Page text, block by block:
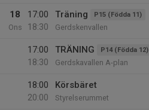
18
Ons
17:00
18:30
Träning P15 (Födda 11)
Gerdskenvallen
17:00
18:30
TRÄNING P14 (Födda 12)
Gerdskavallen A-plan
18:00
20:00
Körsbäret
Styrelserummet